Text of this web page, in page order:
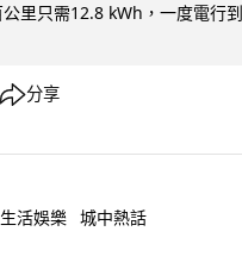
里只需12.8 kWh，一度電行
分享
生活娛樂 城中熱話